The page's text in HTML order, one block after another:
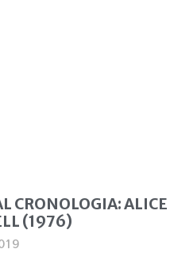
CRONOLOGIA: ALICE
(1976)